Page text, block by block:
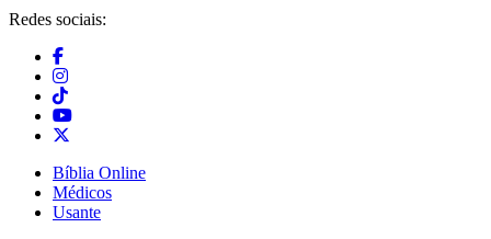
Redes sociais:
Bíblia Online
Médicos
Usante